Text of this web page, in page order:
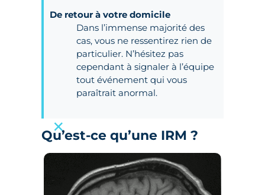
De retour à votre domicile
Dans l’immense majorité des
cas, vous ne ressentirez rien de
particulier. N’hésitez pas
cependant à signaler à l’équipe
tout événement qui vous
paraîtrait anormal.
×
Qu’est-ce qu’une IRM ?